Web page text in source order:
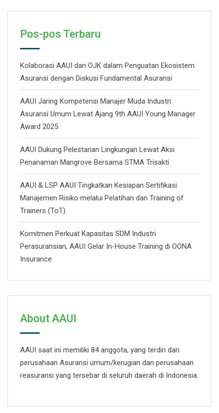
Pos-pos Terbaru
Kolaborasi AAUI dan OJK dalam Penguatan Ekosistem
Asuransi dengan Diskusi Fundamental Asuransi
AAUI Jaring Kompetensi Manajer Muda Industri
Asuransi Umum Lewat Ajang 9th AAUI Young Manager
Award 2025
AAUI Dukung Pelestarian Lingkungan Lewat Aksi
Penanaman Mangrove Bersama STMA Trisakti
AAUI & LSP AAUI Tingkatkan Kesiapan Sertifikasi
Manajemen Risiko melalui Pelatihan dan Training of
Trainers (ToT)
Komitmen Perkuat Kapasitas SDM Industri
Perasuransian, AAUI Gelar In-House Training di OONA
Insurance
About AAUI
AAUI saat ini memiliki 84 anggota, yang terdiri dari
perusahaan Asuransi umum/kerugian dan perusahaan
reasuransi yang tersebar di seluruh daerah di Indonesia.